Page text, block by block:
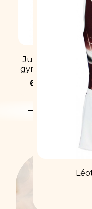
Justaucorps
gym Anna-02
65,00 €